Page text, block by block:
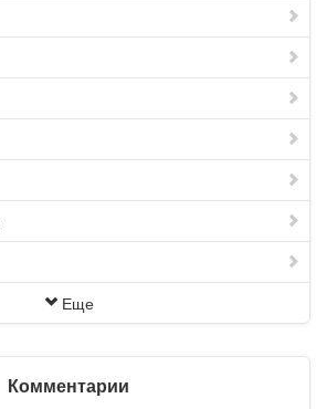
Еще
Комментарии